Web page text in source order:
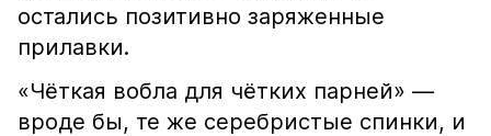
остались позитивно заряженные
прилавки.
«Чёткая вобла для чётких парней» —
вроде бы, те же серебристые спинки, и